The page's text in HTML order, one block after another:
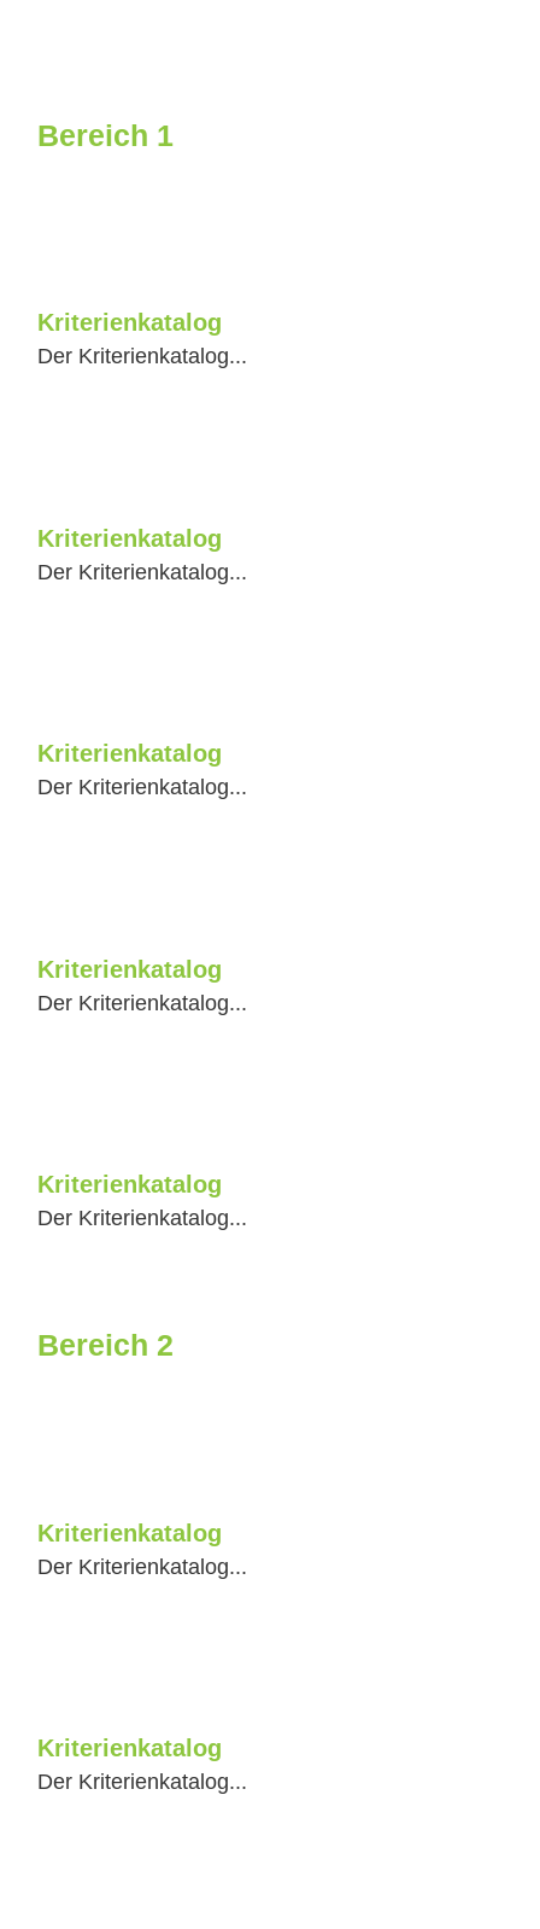
Bereich 1
Kriterienkatalog
Der Kriterienkatalog...
Kriterienkatalog
Der Kriterienkatalog...
Kriterienkatalog
Der Kriterienkatalog...
Kriterienkatalog
Der Kriterienkatalog...
Kriterienkatalog
Der Kriterienkatalog...
Bereich 2
Kriterienkatalog
Der Kriterienkatalog...
Kriterienkatalog
Der Kriterienkatalog...